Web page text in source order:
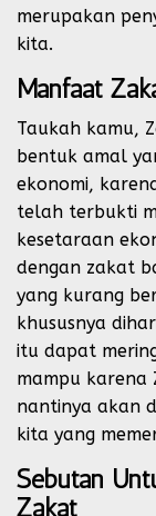
merupakan
kita.
Manfaat
Taukah kamu,
bentuk amal
ekonomi,
telah terbukti
kesetaraan
dengan zakat
yang kurang
khususnya
itu dapat
mampu
nantinya akan
kita yang
Sebutan
Zakat